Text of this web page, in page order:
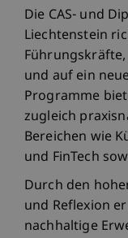
Die CAS- und
Liechtenstein
und auf ein
Programme
zugleich
Bereichen wie
und FinTech
Durch den
und Reflexion
nachhaltige